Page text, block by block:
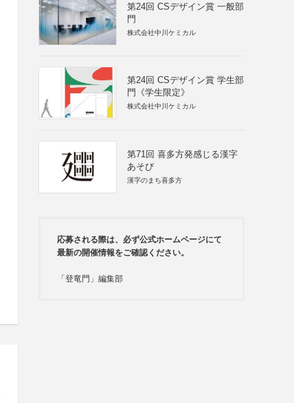
第24回 CSデザイン賞 一般部
門
株式会社中川ケミカル
第24回 CSデザイン賞 学生部
門《学生限定》
株式会社中川ケミカル
第71回 喜多方発感じる漢字
あそび
漢字のまち喜多方
応募される際は、必ず公式ホームページにて
最新の開催情報をご確認ください。
「登竜門」編集部